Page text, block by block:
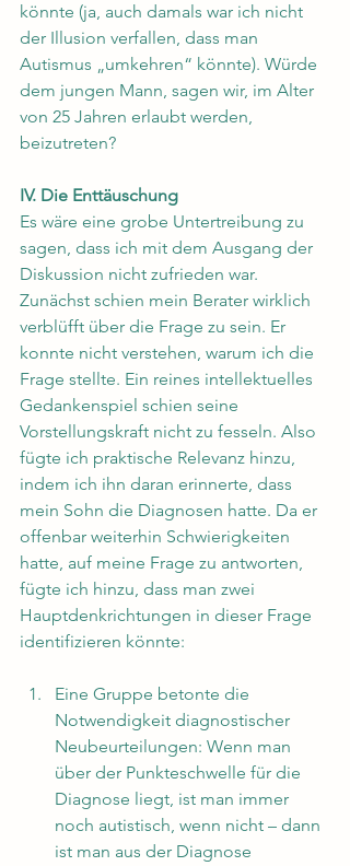
könnte (ja, auch damals war ich nicht
der Illusion verfallen, dass man
Autismus „umkehren“ könnte). Würde
dem jungen Mann, sagen wir, im Alter
von 25 Jahren erlaubt werden,
beizutreten?
IV. Die Enttäuschung
Es wäre eine grobe Untertreibung zu
sagen, dass ich mit dem Ausgang der
Diskussion nicht zufrieden war.
Zunächst schien mein Berater wirklich
verblüfft über die Frage zu sein. Er
konnte nicht verstehen, warum ich die
Frage stellte. Ein reines intellektuelles
Gedankenspiel schien seine
Vorstellungskraft nicht zu fesseln. Also
fügte ich praktische Relevanz hinzu,
indem ich ihn daran erinnerte, dass
mein Sohn die Diagnosen hatte. Da er
offenbar weiterhin Schwierigkeiten
hatte, auf meine Frage zu antworten,
fügte ich hinzu, dass man zwei
Hauptdenkrichtungen in dieser Frage
identifizieren könnte:
Eine Gruppe betonte die
Notwendigkeit diagnostischer
Neubeurteilungen: Wenn man
über der Punkteschwelle für die
Diagnose liegt, ist man immer
noch autistisch, wenn nicht – dann
ist man aus der Diagnose